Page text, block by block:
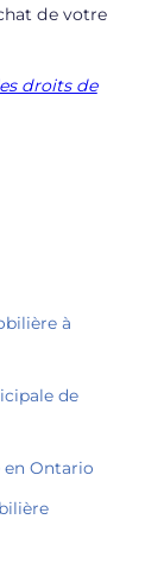
de votre
droits de
à
de
en Ontario